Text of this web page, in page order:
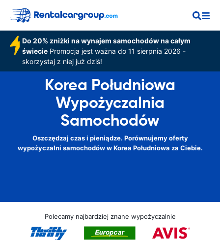
Do 20% zniżki na wynajem samochodów na całym
świeciePromocja jest ważna do 11 sierpnia 2026 -
skorzystaj z niej już dziś!
Korea Południowa
Wypożyczalnia
Samochodów
Oszczędzaj czas i pieniądze. Porównujemy oferty
wypożyczalni samochodów w Korea Południowa za Ciebie.
Polecamy najbardziej znane wypożyczalnie